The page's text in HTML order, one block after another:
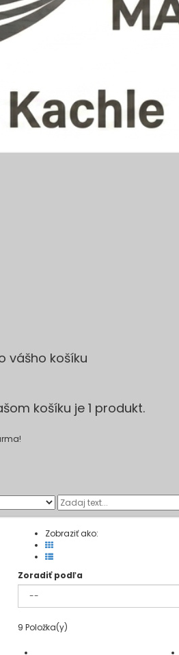
vášho košíku
košíku je 1 produkt.
Zobraziť ako:
Zoradiť podľa
9 Položka(y)